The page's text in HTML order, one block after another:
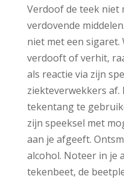
Verdoof de teek niet
verdovende
niet met een sigaret.
verdooft of verhit,
als reactie via zijn
ziekteverwekkers af.
tekentang te
zijn speeksel met
aan je afgeeft.
alcohol. Noteer in je
tekenbeet, de